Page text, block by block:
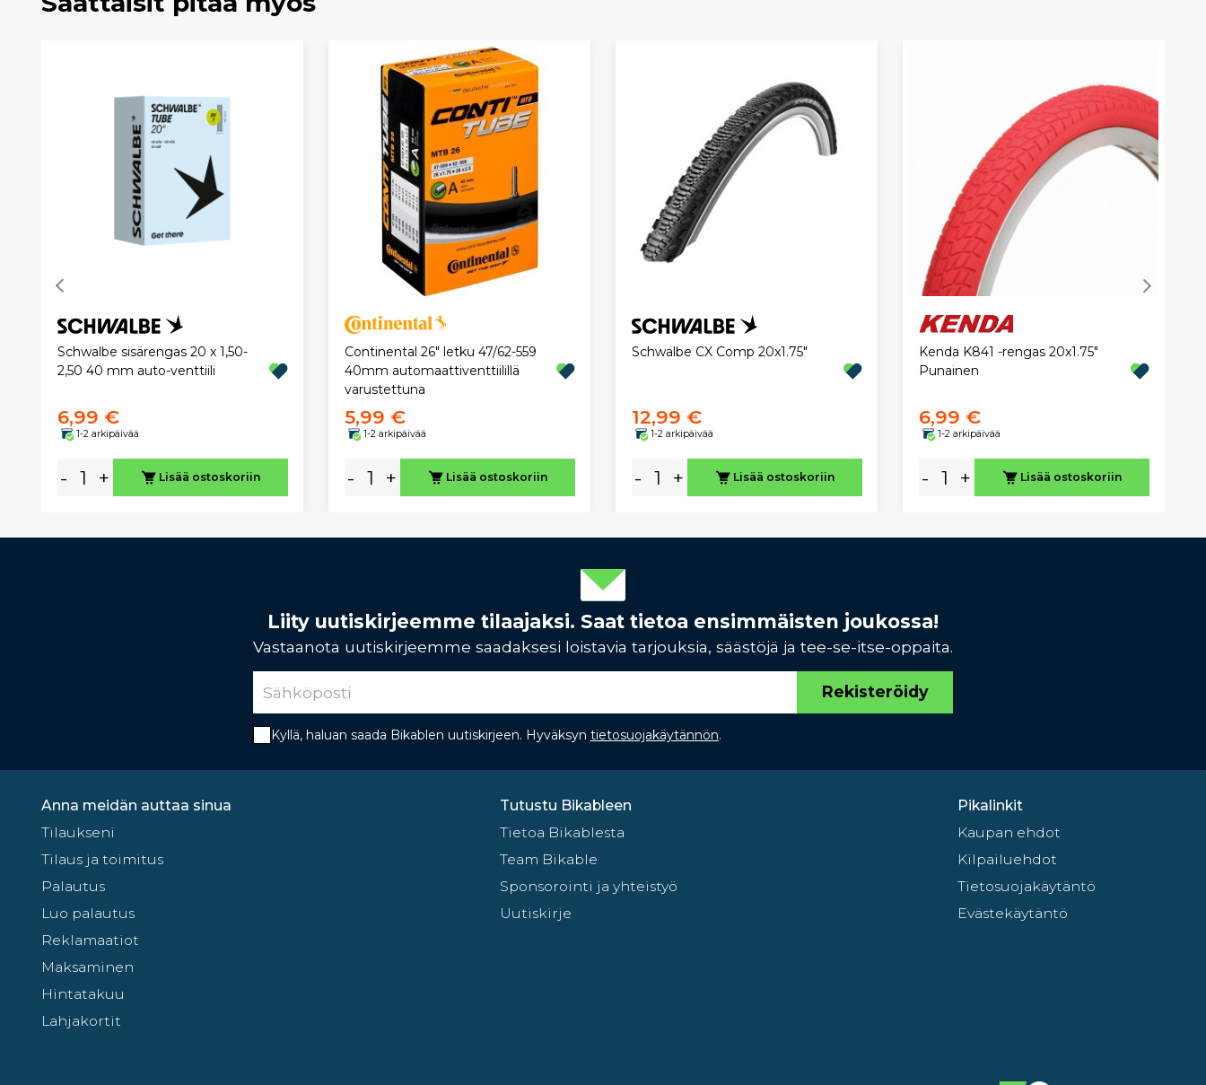
Schwalbe sisärengas 20 x 1,50-
2,50 40 mm auto-venttiili
6,99 €
1-2 arkipäivää
- + Lisää ostoskoriin
Continental 26" letku 47/62-559
40mm automaattiventtiilillä
varustettuna
5,99 €
1-2 arkipäivää
- + Lisää ostoskoriin
Schwalbe CX Comp 20x1.75"
12,99 €
1-2 arkipäivää
- + Lisää ostoskoriin
Kenda K841 -rengas 20x1.75"
Punainen
6,99 €
1-2 arkipäivää
- + Lisää ostoskoriin
Liity uutiskirjeemme tilaajaksi. Saat tietoa ensimmäisten joukossa!
Vastaanota uutiskirjeemme saadaksesi loistavia tarjouksia, säästöjä ja tee-se-itse-oppaita.
Rekisteröidy
Kyllä, haluan saada Bikablen uutiskirjeen. Hyväksyn tietosuojakäytännön.
Anna meidän auttaa sinua
Tilaukseni
Tilaus ja toimitus
Palautus
Luo palautus
Reklamaatiot
Maksaminen
Hintatakuu
Lahjakortit
Tutustu Bikableen
Tietoa Bikablesta
Team Bikable
Sponsorointi ja yhteistyö
Uutiskirje
Pikalinkit
Kaupan ehdot
Kilpailuehdot
Tietosuojakäytäntö
Evästekäytäntö